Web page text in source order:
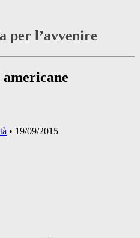
per l’avvenire
• 19/09/2015